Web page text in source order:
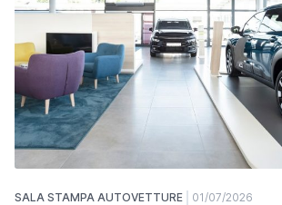
SALA STAMPA AUTOVETTURE 01/07/2026